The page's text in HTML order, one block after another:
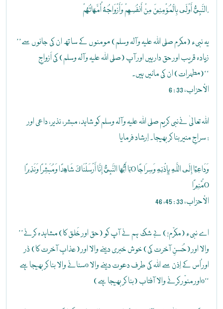
النَّبِيُّ أَوْلَى بِالْمُؤْمِنِينَ مِنْ أَنفُسِهِمْ وَأَزْوَاجُهُ أُمَّهَاتُهُمْ.
’’یہ نبیء (مکرم صلی اللہ علیہ وآلہ وسلم) مومنوں کے ساتھ ان کی جانوں سے
زیادہ قریب اور حق دار ہیں اور آپ (صلی اللہ علیہ وآلہ وسلم) کی اَزواجِ
(مطہرات) ان کی مائیں ہیں۔‘‘
الأحزاب، 33 : 6
اللہ تعالیٰ نےنبی کریم صلی اللہ علیہ وآلہ وسلم کو شاہد، مبشر، نذیر، داعی اور
سراجِ منیر بنا کر بھیجا۔ اِرشاد فرمایا :
يَا أَيُّهَا النَّبِيُّ إِنَّا أَرْسَلْنَاكَ شَاهِدًا وَمُبَشِّرًا وَنَذِيرًاO وَدَاعِيًا إِلَى اللَّهِ بِإِذْنِهِ وَسِرَاجًا
مُّنِيرًاO
الأحزاب، 33 : 45، 46
’’اے نبیء (مکرّم!) بے شک ہم نے آپ کو (حق اور خَلق کا) مشاہدہ کرنے
والا اور (حُسنِ آخرت کی) خوش خبری دینے والا اور (عذابِ آخرت کا) ڈر
سنانے والا بنا کر بھیجا ہےo اور اُس کے اِذن سے اللہ کی طرف دعوت دینے والا
اور منوّر کرنے والا آفتاب (بنا کر بھیجا ہے)o‘‘